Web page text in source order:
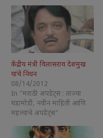
केंद्रीय मंत्री विलासराव देशमुख
यांचे निधन
08/14/2012
In "मराठी अपडेट्स : ताज्या
घडामोडी, नवीन माहिती आणि
महत्त्वाचे अपडेट्स"